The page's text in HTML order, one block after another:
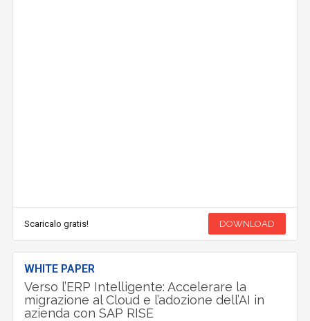
Scaricalo gratis! DOWNLOAD
WHITE PAPER
Verso l’ERP Intelligente: Accelerare la
migrazione al Cloud e l’adozione dell’AI in
azienda con SAP RISE